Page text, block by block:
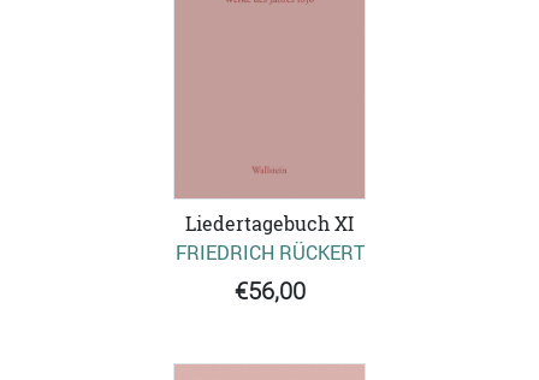
Liedertagebuch XI
FRIEDRICH RÜCKERT
€56,00